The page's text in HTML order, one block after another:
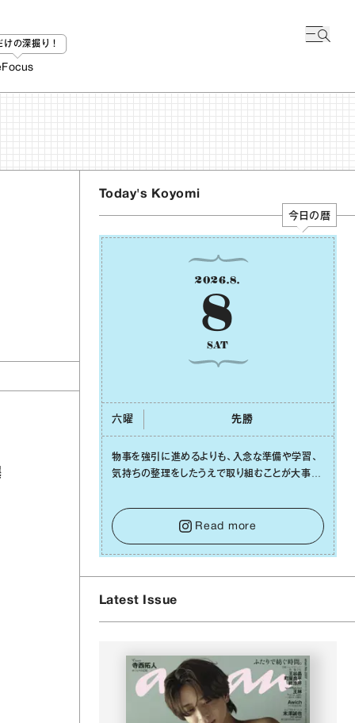
けの深掘り！
Focus
Today's Koyomi
今日の暦
2026.8.
8
SAT
六曜 先勝
物事を強引に進めるよりも、⼊念な準備や学習、
気持ちの整理をしたうえで取り組むことが⼤事な
も焦らないで。意思を伝える⼯夫をしたり、あなた
⾃⾝や疲れていそうな⼈をいたわることに時間を
使いましょう。ここでしっかりとエネルギーを蓄
え、困難を乗り越える⼒に変えましょう。
Read more
Latest Issue